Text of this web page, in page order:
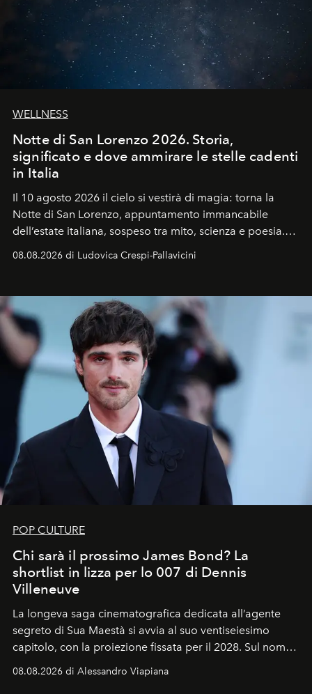
WELLNESS
Notte di San Lorenzo 2026. Storia,
significato e dove ammirare le stelle cadenti
in Italia
Il 10 agosto 2026 il cielo si vestirà di magia: torna la
Notte di San Lorenzo, appuntamento immancabile
dell’estate italiana, sospeso tra mito, scienza e poesia.
Sarà il momento in cui gli occhi si alzano verso la volta
celeste per seguire il passaggio delle
all’universo i desideri più segreti
08.08.2026 di Ludovica Crespi-Pallavicini
POP CULTURE
Chi sarà il prossimo James Bond? La
shortlist in lizza per lo 007 di Dennis
Villeneuve
La longeva saga cinematografica dedicata all’agente
segreto di Sua Maestà si avvia al suo ventiseiesimo
capitolo, con la proiezione fissata per il 2028. Sul nome
dell’attore chiamato a raccogliere l’eredità di Daniel
Craig, però, regna ancora il più assoluto riserbo.
08.08.2026 di Alessandro Viapiana